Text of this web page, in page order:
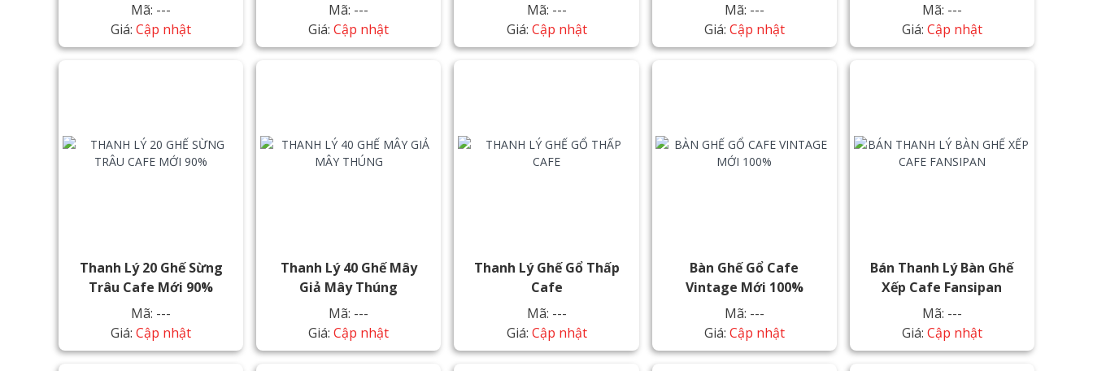
Mã: ---
Giá:Cập nhật
Mã: ---
Giá:Cập nhật
Mã: ---
Giá: Cập nhật
Mã: ---
Giá: Cập nhật
Mã: ---
Giá: Cập nhật
Thanh Lý 20 Ghế Sừng
Trâu Cafe Mới 90%
Mã: ---
Giá:Cập nhật
Thanh Lý 40 Ghế Mây
Giả Mây Thúng
Mã: ---
Giá:Cập nhật
Thanh Lý Ghế Gổ Thấp
Cafe
Mã: ---
Giá: Cập nhật
Bàn Ghế Gổ Cafe
Vintage Mới 100%
Mã: ---
Giá: Cập nhật
Bán Thanh Lý Bàn Ghế
Xếp Cafe Fansipan
Mã: ---
Giá: Cập nhật